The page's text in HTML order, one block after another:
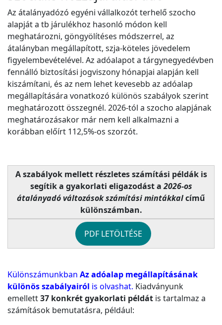
Az átalányadózó egyéni vállalkozót terhelő szocho
alapját a tb járulékhoz hasonló módon kell
meghatározni, göngyölítéses módszerrel, az
átalányban megállapított, szja-köteles jövedelem
figyelembevételével. Az adóalapot a tárgynegyedévben
fennálló biztosítási jogviszony hónapjai alapján kell
kiszámítani, és az nem lehet kevesebb az adóalap
megállapítására vonatkozó különös szabályok szerint
meghatározott összegnél. 2026-tól a szocho alapjának
meghatározásakor már nem kell alkalmazni a
korábban előírt 112,5%-os szorzót.
A szabályok mellett részletes számítási példák is
segítik a gyakorlati eligazodást a2026-os
átalányadó változások számítási mintákkalcímű
különszámban.
PDF LETÖLTÉSE
Különszámunkban Az adóalap megállapításának
különös szabályairól is olvashat. Kiadványunk
emellett37 konkrét gyakorlati példát is tartalmaz a
számítások bemutatásra, például: